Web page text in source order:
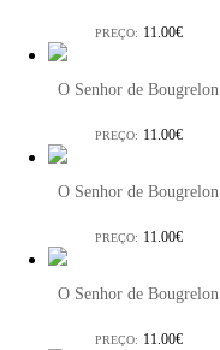
PREÇO: 11.00€
O Senhor de Bougrelon
PREÇO: 11.00€
O Senhor de Bougrelon
PREÇO: 11.00€
O Senhor de Bougrelon
PREÇO: 11.00€